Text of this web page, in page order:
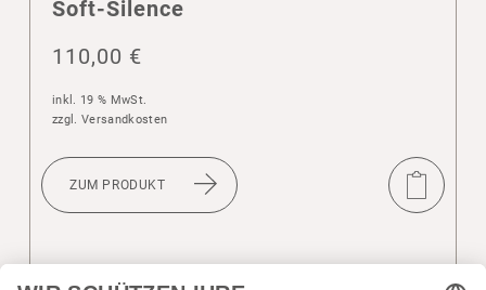
Soft-Silence
110,00 €
inkl. 19 % MwSt.
zzgl. Versandkosten
ZUM PRODUKT